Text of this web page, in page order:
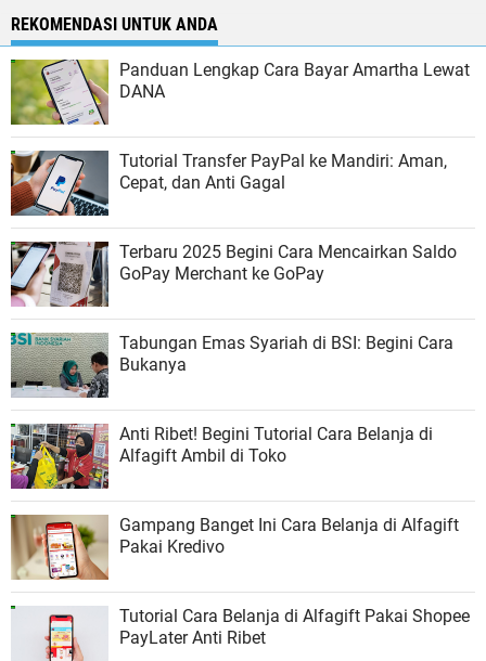
REKOMENDASI UNTUK ANDA
Panduan Lengkap Cara Bayar Amartha Lewat
DANA
Tutorial Transfer PayPal ke Mandiri: Aman,
Cepat, dan Anti Gagal
Terbaru 2025 Begini Cara Mencairkan Saldo
GoPay Merchant ke GoPay
Tabungan Emas Syariah di BSI: Begini Cara
Bukanya
Anti Ribet! Begini Tutorial Cara Belanja di
Alfagift Ambil di Toko
Gampang Banget Ini Cara Belanja di Alfagift
Pakai Kredivo
Tutorial Cara Belanja di Alfagift Pakai Shopee
PayLater Anti Ribet